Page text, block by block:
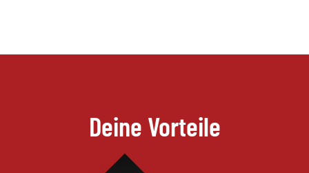
Deine Vorteile